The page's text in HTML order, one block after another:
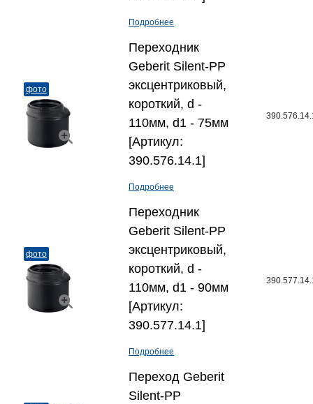
Подробнее
фото
Переходник
Geberit Silent-PP
эксцентриковый,
короткий, d -
110мм, d1 - 75мм
[Артикул:
390.576.14.1]
Подробнее
фото
Переходник
Geberit Silent-PP
эксцентриковый,
короткий, d -
110мм, d1 - 90мм
[Артикул:
390.577.14.1]
Подробнее
Переход Geberit
Silent-PP